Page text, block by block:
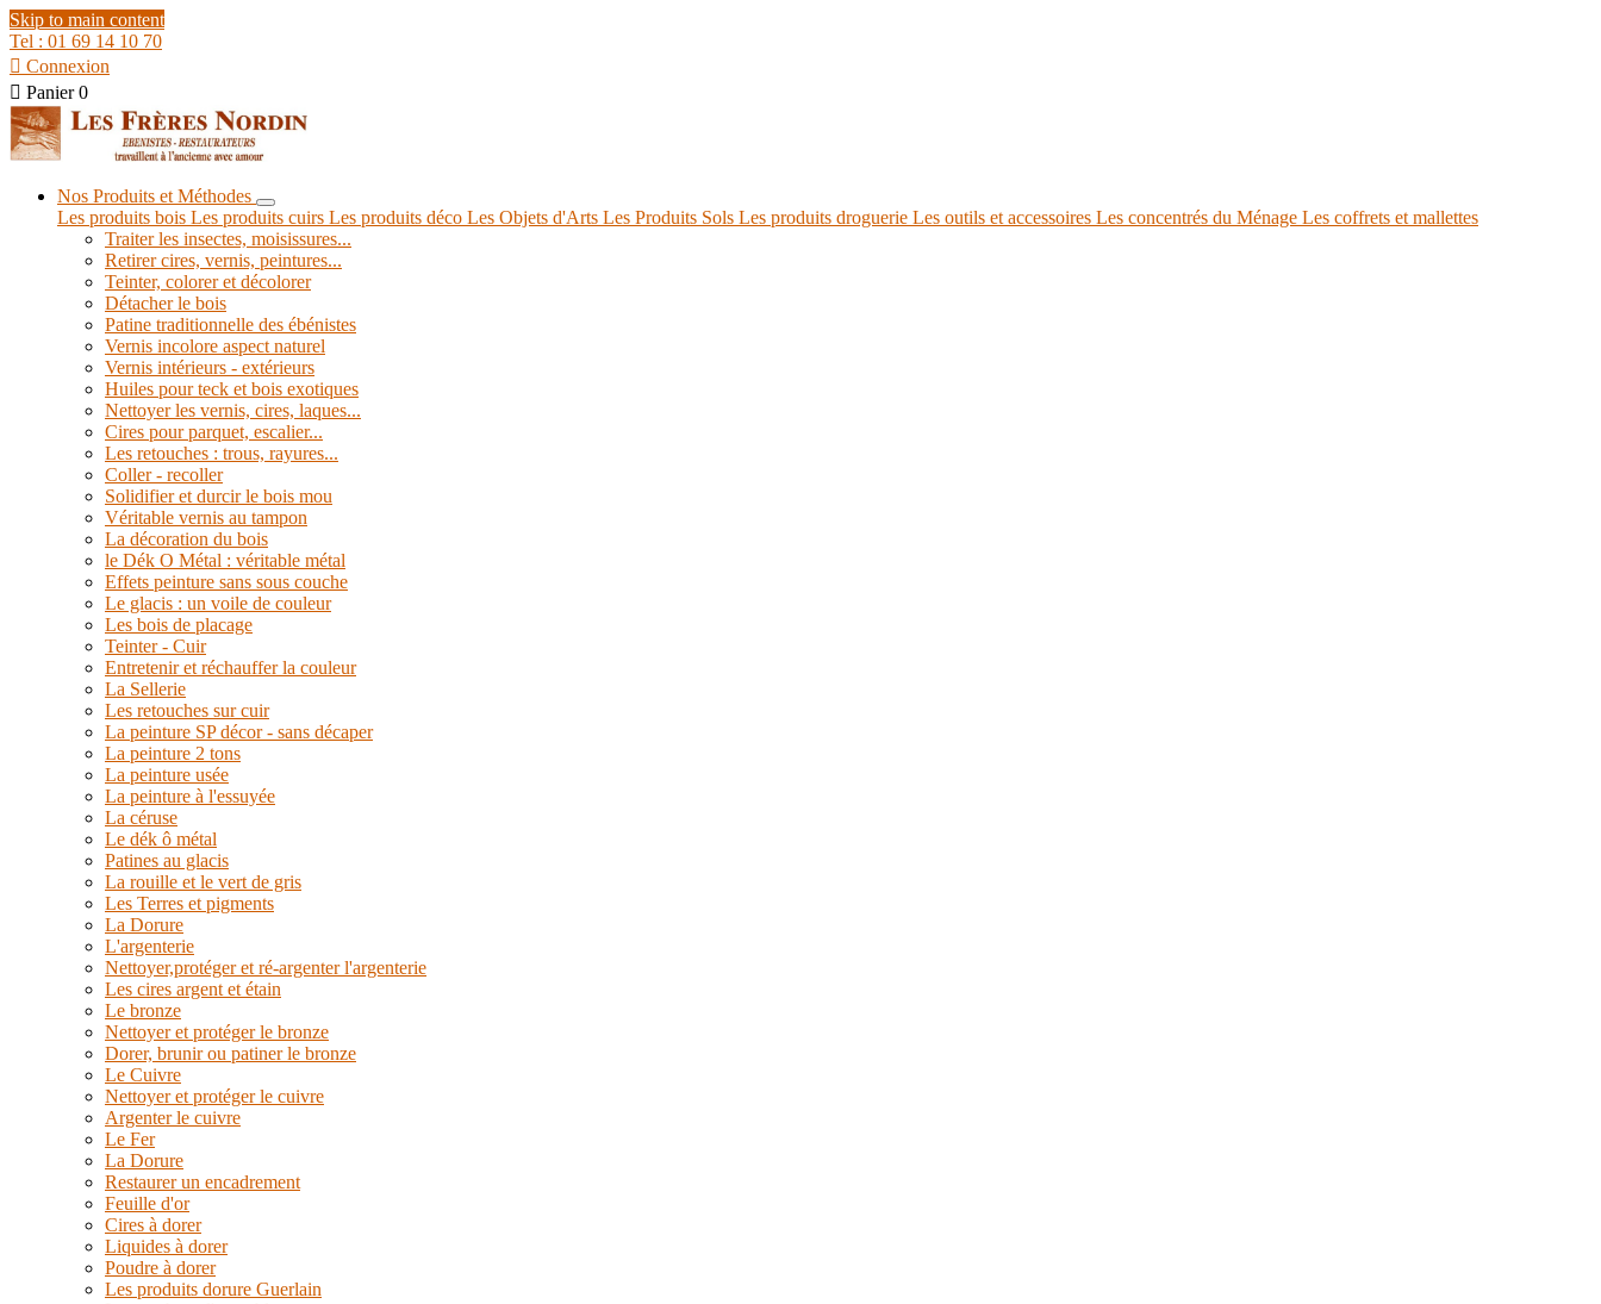
Skip to main content
Tel : 01 69 14 10 70
 Connexion
 Panier 0
Nos Produits et Méthodes
Les produits bois Les produits cuirs Les produits déco Les Objets d'Arts Les Produits Sols Les produits droguerie Les outils et accessoires Les concentrés du Ménage Les coffrets et mallettes
Traiter les insectes, moisissures...
Retirer cires, vernis, peintures...
Teinter, colorer et décolorer
Détacher le bois
Patine traditionnelle des ébénistes
Vernis incolore aspect naturel
Vernis intérieurs - extérieurs
Huiles pour teck et bois exotiques
Nettoyer les vernis, cires, laques...
Cires pour parquet, escalier...
Les retouches : trous, rayures...
Coller - recoller
Solidifier et durcir le bois mou
Véritable vernis au tampon
La décoration du bois
le Dék O Métal : véritable métal
Effets peinture sans sous couche
Le glacis : un voile de couleur
Les bois de placage
Teinter - Cuir
Entretenir et réchauffer la couleur
La Sellerie
Les retouches sur cuir
La peinture SP décor - sans décaper
La peinture 2 tons
La peinture usée
La peinture à l'essuyée
La céruse
Le dék ô métal
Patines au glacis
La rouille et le vert de gris
Les Terres et pigments
La Dorure
L'argenterie
Nettoyer,protéger et ré-argenter l'argenterie
Les cires argent et étain
Le bronze
Nettoyer et protéger le bronze
Dorer, brunir ou patiner le bronze
Le Cuivre
Nettoyer et protéger le cuivre
Argenter le cuivre
Le Fer
La Dorure
Restaurer un encadrement
Feuille d'or
Cires à dorer
Liquides à dorer
Poudre à dorer
Les produits dorure Guerlain